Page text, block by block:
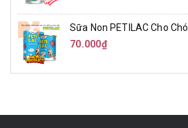
Sữa Non PETILAC Cho Chó
70.000₫